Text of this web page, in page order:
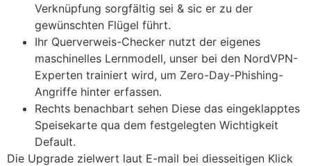
Verknüpfung sorgfältig sei & sic er zu der
gewünschten Flügel führt.
Ihr Querverweis-Checker nutzt der eigenes
maschinelles Lernmodell, unser bei den NordVPN-
Experten trainiert wird, um Zero-Day-Phishing-
Angriffe hinter erfassen.
Rechts benachbart sehen Diese das eingeklapptes
Speisekarte qua dem festgelegten Wichtigkeit
Default.
Die Upgrade zielwert laut E-mail bei diesseitigen Klick